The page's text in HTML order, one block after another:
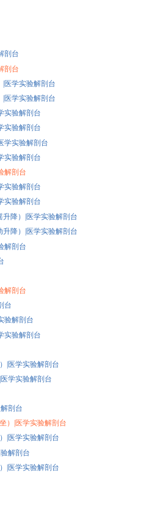
剖台
剖台
医学实验解剖台
医学实验解剖台
实验解剖台
实验解剖台
学实验解剖台
实验解剖台
解剖台
实验解剖台
实验解剖台
降）|医学实验解剖台
降）|医学实验解剖台
解剖台
解剖台
台
验解剖台
实验解剖台
|医学实验解剖台
学实验解剖台
剖台
）|医学实验解剖台
|医学实验解剖台
解剖台
|医学实验解剖台